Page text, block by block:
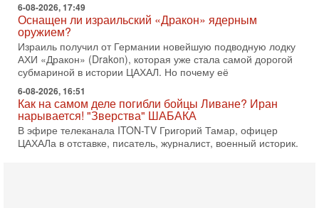
6-08-2026, 17:49
Оснащен ли израильский «Дракон» ядерным
оружием?
Израиль получил от Германии новейшую подводную лодку
АХИ «Дракон» (Drakon), которая уже стала самой дорогой
субмариной в истории ЦАХАЛ. Но почему её
6-08-2026, 16:51
Как на самом деле погибли бойцы Ливане? Иран
нарывается! "Зверства" ШАБАКА
В эфире телеканала ITON-TV Григорий Тамар, офицер
ЦАХАЛа в отставке, писатель, журналист, военный историк.